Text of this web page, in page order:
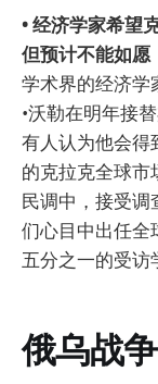
• 经济学家希望
但预计不能如愿
学术界的经济学
•沃勒在明年接
有人认为他会得
的克拉克全球市
民调中，接受
们心目中出任全
五分之一的受
俄乌战争